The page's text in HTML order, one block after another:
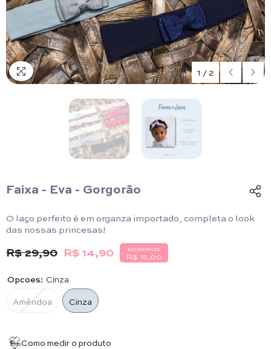
1 / 2
Faixa - Eva - Gorgorão
O laço perfeito é em organza importado, completa o look
das nossas princesas!
R$ 29,90 R$ 14,90 ECONOMIZE
R$ 15,00
Opcoes: Cinza
Amêndoa
Cinza
Como medir o produto